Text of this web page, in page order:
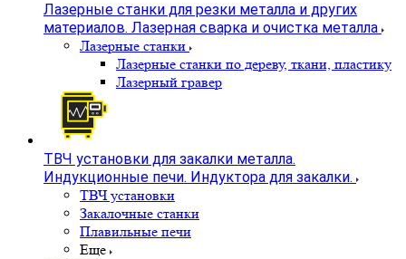
Лазерные станки для резки металла и других
материалов. Лазерная сварка и очистка металла
Лазерные станки
Лазерные станки по дереву, ткани, пластику
Лазерный гравер
ТВЧ установки для закалки металла.
Индукционные печи. Индуктора для закалки.
ТВЧ установки
Закалочные станки
Плавильные печи
Еще